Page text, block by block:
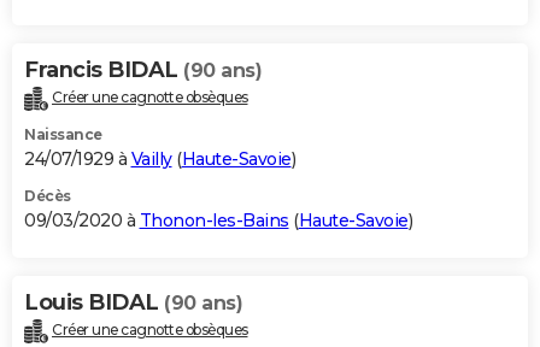
Francis BIDAL (90 ans)
Créer une cagnotte obsèques
Naissance
24/07/1929 à Vailly(Haute-Savoie)
Décès
09/03/2020 à Thonon-les-Bains (Haute-Savoie)
Louis BIDAL (90 ans)
Créer une cagnotte obsèques